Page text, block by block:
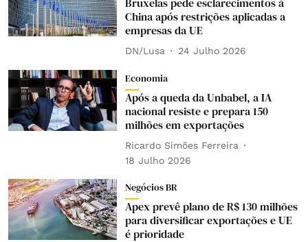
China após restrições aplicadas a
empresas da UE
DN/Lusa 24 Julho 2026
Economia
Após a queda da Unbabel, a IA
nacional resiste e prepara 150
milhões em exportações
Ricardo Simões Ferreira
18 Julho 2026
Negócios BR
Apex prevê plano de R$ 130 milhões
para diversificar exportações e UE
é prioridade